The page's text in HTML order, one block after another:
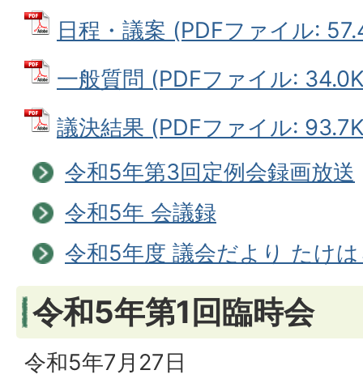
日程・議案 (PDFファイル:
一般質問 (PDFファイル:
議決結果 (PDFファイル:
令和5年第3回定例会録画放送
令和5年 会議録
令和5年度 議会だより たけ
令和5年第1回臨時会
令和5年7月27日